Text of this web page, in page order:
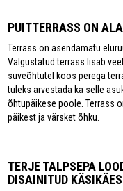
PUITTERRASS ON
Terrass on asendamatu
Valgustatud terrass lisab
suveõhtutel koos perega
tuleks arvestada ka selle
õhtupäikese poole. Terrass
päikest ja värsket õhku.
TERJE TALPSEPA
DISAINITUD